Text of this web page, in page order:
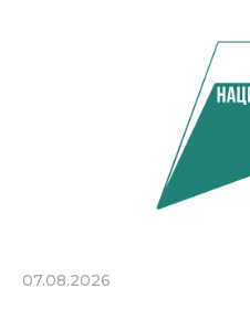
07.08.2026